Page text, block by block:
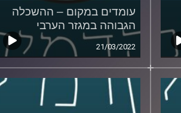
עומדים במקום – ההשכלה
הגבוהה במגזר הערבי
21/03/2022